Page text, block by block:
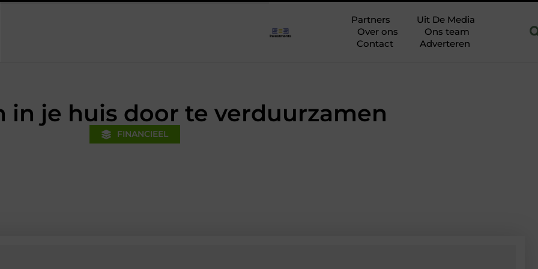
voorsprong voor jouw mkb-bedrijf met een boekhouder in Hoofddorp
Partners
Uit De Media
Over ons
Ons team
Contact
Adverteren
in je huis door te verduurzamen
FINANCIEEL